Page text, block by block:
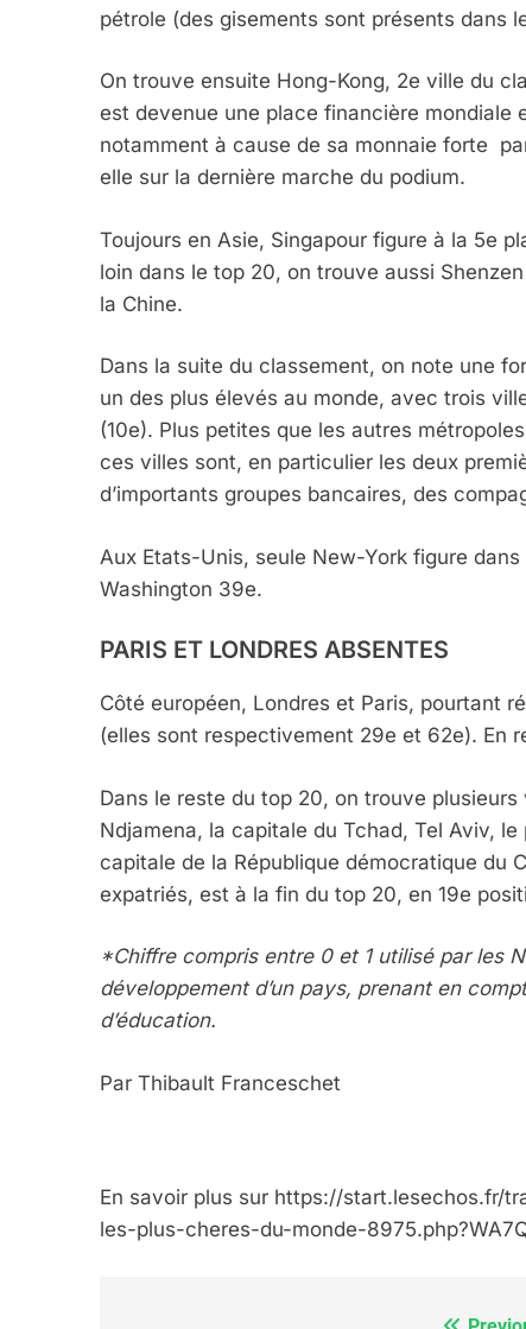
pétrole (des gisements sont présents dans
On trouve ensuite Hong-Kong, 2e ville du
est devenue une place financière
notamment à cause de sa monnaie forte
elle sur la dernière marche du podium.
Toujours en Asie, Singapour figure à la 5e
loin dans le top 20, on trouve aussi
la Chine.
Dans la suite du classement, on note une
un des plus élevés au monde, avec trois
(10e). Plus petites que les autres
ces villes sont, en particulier les deux
d’importants groupes bancaires, des
Aux Etats-Unis, seule New-York figure
Washington 39e.
PARIS ET LONDRES ABSENTES
Côté européen, Londres et Paris, pourtant
(elles sont respectivement 29e et 62e). En
Dans le reste du top 20, on trouve
Ndjamena, la capitale du Tchad, Tel Aviv,
capitale de la République démocratique du
expatriés, est à la fin du top 20, en 19e
*Chiffre compris entre 0 et 1 utilisé par les
développement d’un pays, prenant en
d’éducation.
Par Thibault Franceschet
En savoir plus sur https://start.lesechos.fr/
les-plus-cheres-du-monde-
5
FRANCE ISRAÉL
6
FIÈRE, DIGNE ET